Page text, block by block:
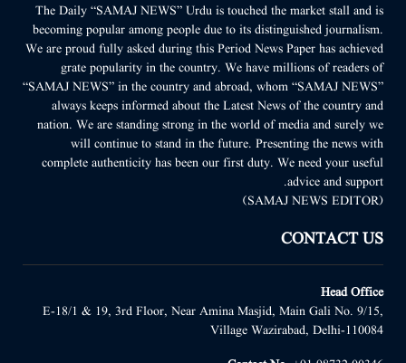
The Daily “SAMAJ NEWS” Urdu is touched the market stall and is
becoming popular among people due to its distinguished journalism.
We are proud fully asked during this Period News Paper has achieved
grate popularity in the country. We have millions of readers of
“SAMAJ NEWS” in the country and abroad, whom “SAMAJ NEWS”
always keeps informed about the Latest News of the country and
nation. We are standing strong in the world of media and surely we
will continue to stand in the future. Presenting the news with
complete authenticity has been our first duty. We need your useful
advice and support.
(SAMAJ NEWS EDITOR)
CONTACT US
Head Office
E-18/1 & 19, 3rd Floor, Near Amina Masjid, Main Gali No. 9/15,
Village Wazirabad, Delhi-110084